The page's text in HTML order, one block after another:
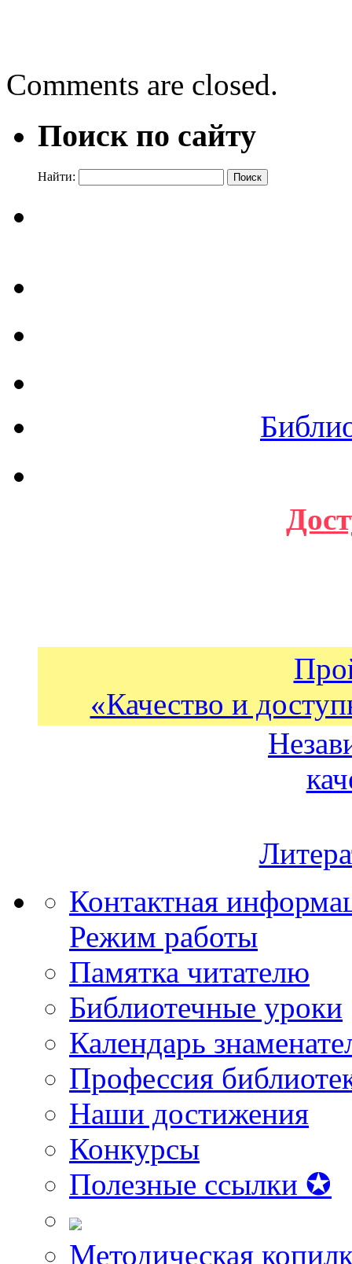
Comments are closed.
Поиск по сайту
Найти:
«Качество и
Контактная
Режим работы
Памятка читателю
Библиотечные уроки
Календарь
Профессия
Наши достижения
Конкурсы
Полезные ссылки ✪
Методическая